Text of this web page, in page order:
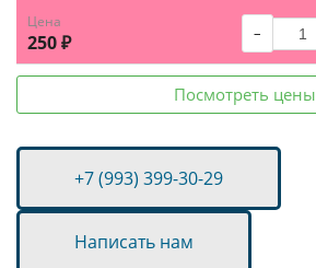
Цена
250 ₽ –
Посмотреть цены
+7 (993) 399-30-29
Написать нам